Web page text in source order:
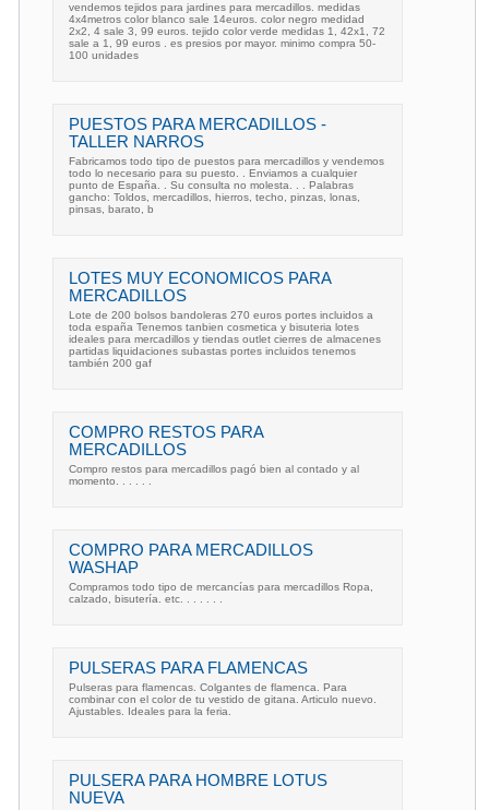
vendemos tejidos para jardines para mercadillos. medidas
4x4metros color blanco sale 14euros. color negro medidad
2x2, 4 sale 3, 99 euros. tejido color verde medidas 1, 42x1, 72
sale a 1, 99 euros . es presios por mayor. minimo compra 50-
100 unidades
PUESTOS PARA MERCADILLOS -
TALLER NARROS
Fabricamos todo tipo de puestos para mercadillos y vendemos
todo lo necesario para su puesto. . Enviamos a cualquier
punto de España. . Su consulta no molesta. . . Palabras
gancho: Toldos, mercadillos, hierros, techo, pinzas, lonas,
pinsas, barato, b
LOTES MUY ECONOMICOS PARA
MERCADILLOS
Lote de 200 bolsos bandoleras 270 euros portes incluidos a
toda españa Tenemos tanbien cosmetica y bisuteria lotes
ideales para mercadillos y tiendas outlet cierres de almacenes
partidas liquidaciones subastas portes incluidos tenemos
también 200 gaf
COMPRO RESTOS PARA
MERCADILLOS
Compro restos para mercadillos pagó bien al contado y al
momento. . . . . .
COMPRO PARA MERCADILLOS
WASHAP
Compramos todo tipo de mercancías para mercadillos Ropa,
calzado, bisutería. etc. . . . . . .
PULSERAS PARA FLAMENCAS
Pulseras para flamencas. Colgantes de flamenca. Para
combinar con el color de tu vestido de gitana. Articulo nuevo.
Ajustables. Ideales para la feria.
PULSERA PARA HOMBRE LOTUS
NUEVA